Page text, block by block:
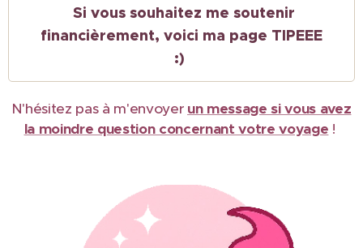
Si vous souhaitez me soutenir
financièrement, voici ma page TIPEEE
:)
N'hésitez pas à m'envoyer un message si vous avez
la moindre question concernant votre voyage !